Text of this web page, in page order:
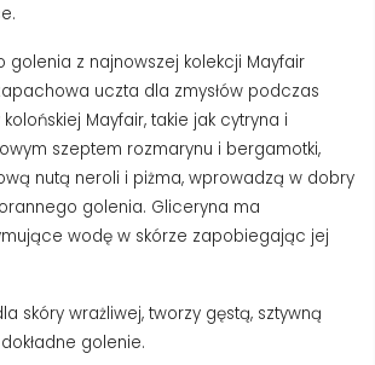
golenia z najnowszej kolekcji Mayfair
uczta dla zmysłów podczas
Mayfair, takie jak cytryna i
szeptem rozmarynu i bergamotki,
nutą neroli i piżma, wprowadzą w dobry
golenia. Gliceryna ma
wodę w skórze zapobiegając jej
skóry wrażliwej, tworzy gęstą, sztywną
golenie.